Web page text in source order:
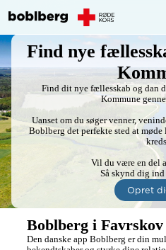
Find nye
Find dit nye fællesskab og dan
Kommune
Uanset om du søger venner,
Boblberg det perfekte sted at
Vil du være en del
Så skynd dig
Opret
Boblberg i
Den danske app Boblberg er din